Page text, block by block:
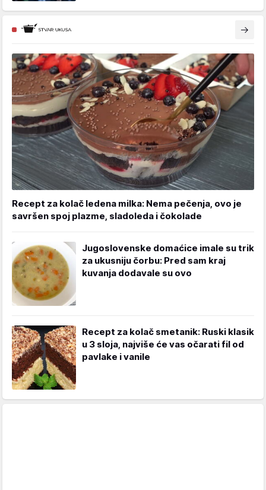
Recept za kolač ledena milka: Nema pečenja, ovo je
savršen spoj plazme, sladoleda i čokolade
Jugoslovenske domaćice imale su trik
za ukusniju čorbu: Pred sam kraj
kuvanja dodavale su ovo
Recept za kolač smetanik: Ruski klasik
u 3 sloja, najviše će vas očarati fil od
pavlake i vanile